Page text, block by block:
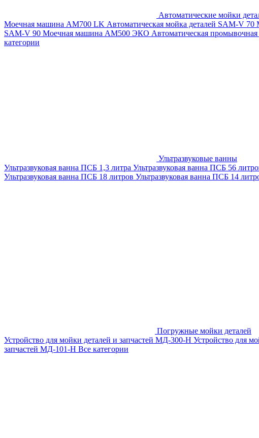
Автоматические мойки
Моечная машина AM700 LK Автоматическая мойка деталей SAM-V 70
SAM-V 90 Моечная машина АМ500 ЭКО Автоматическая
категории
Ультразвуковые ванны
Ультразвуковая ванна ПСБ 1,3 литра Ультразвуковая ванна ПСБ 56
Ультразвуковая ванна ПСБ 18 литров Ультразвуковая ванна ПСБ 14
Погружные мойки деталей
Устройство для мойки деталей и запчастей МД-300-H Устройство для
запчастей МД-101-Н Все категории